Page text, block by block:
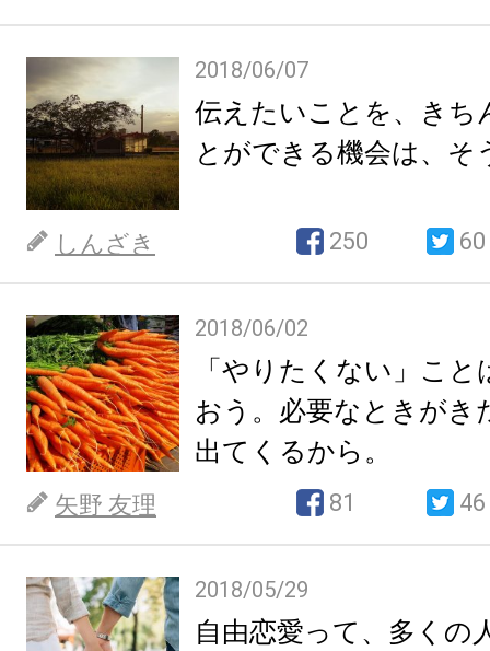
2018/06/07
伝えたいことを、きち
とができる機会は、そ
しんざき 250 60
2018/06/02
「やりたくない」こ
おう。必要なときがき
出てくるから。
矢野 友理 81 46
2018/05/29
自由恋愛って、多くの